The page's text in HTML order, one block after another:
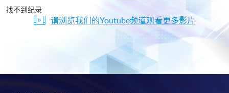
片
找不到纪录
请浏览我们的Youtube频道观看更多影片